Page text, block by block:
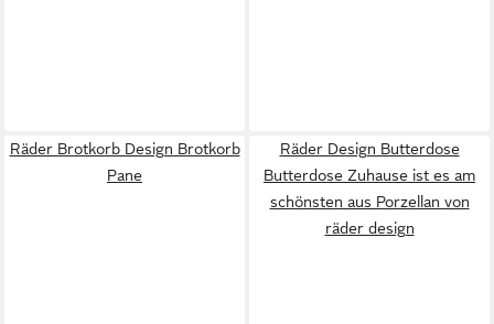
Räder Brotkorb Design Brotkorb
Pane
Räder Design Butterdose
Butterdose Zuhause ist es am
schönsten aus Porzellan von
räder design